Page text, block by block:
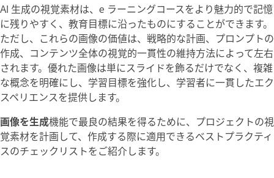
AI 生成の視覚素材は、e ラーニングコースをより魅力的で記憶
に残りやすく、教育目標に沿ったものにすることができます。
ただし、これらの画像の価値は、戦略的な計画、プロンプトの
作成、コンテンツ全体の視覚的一貫性の維持方法によって左右
されます。優れた画像は単にスライドを飾るだけでなく、複雑
な概念を明確にし、学習目標を強化し、学習者に一貫したエク
スペリエンスを提供します。
画像を生成機能で最良の結果を得るために、プロジェクトの視
覚素材を計画して、作成する際に適用できるベストプラクティ
スのチェックリストをご紹介します。